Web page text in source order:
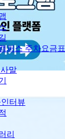
퍼스 주차요금표
말
인터뷰
리